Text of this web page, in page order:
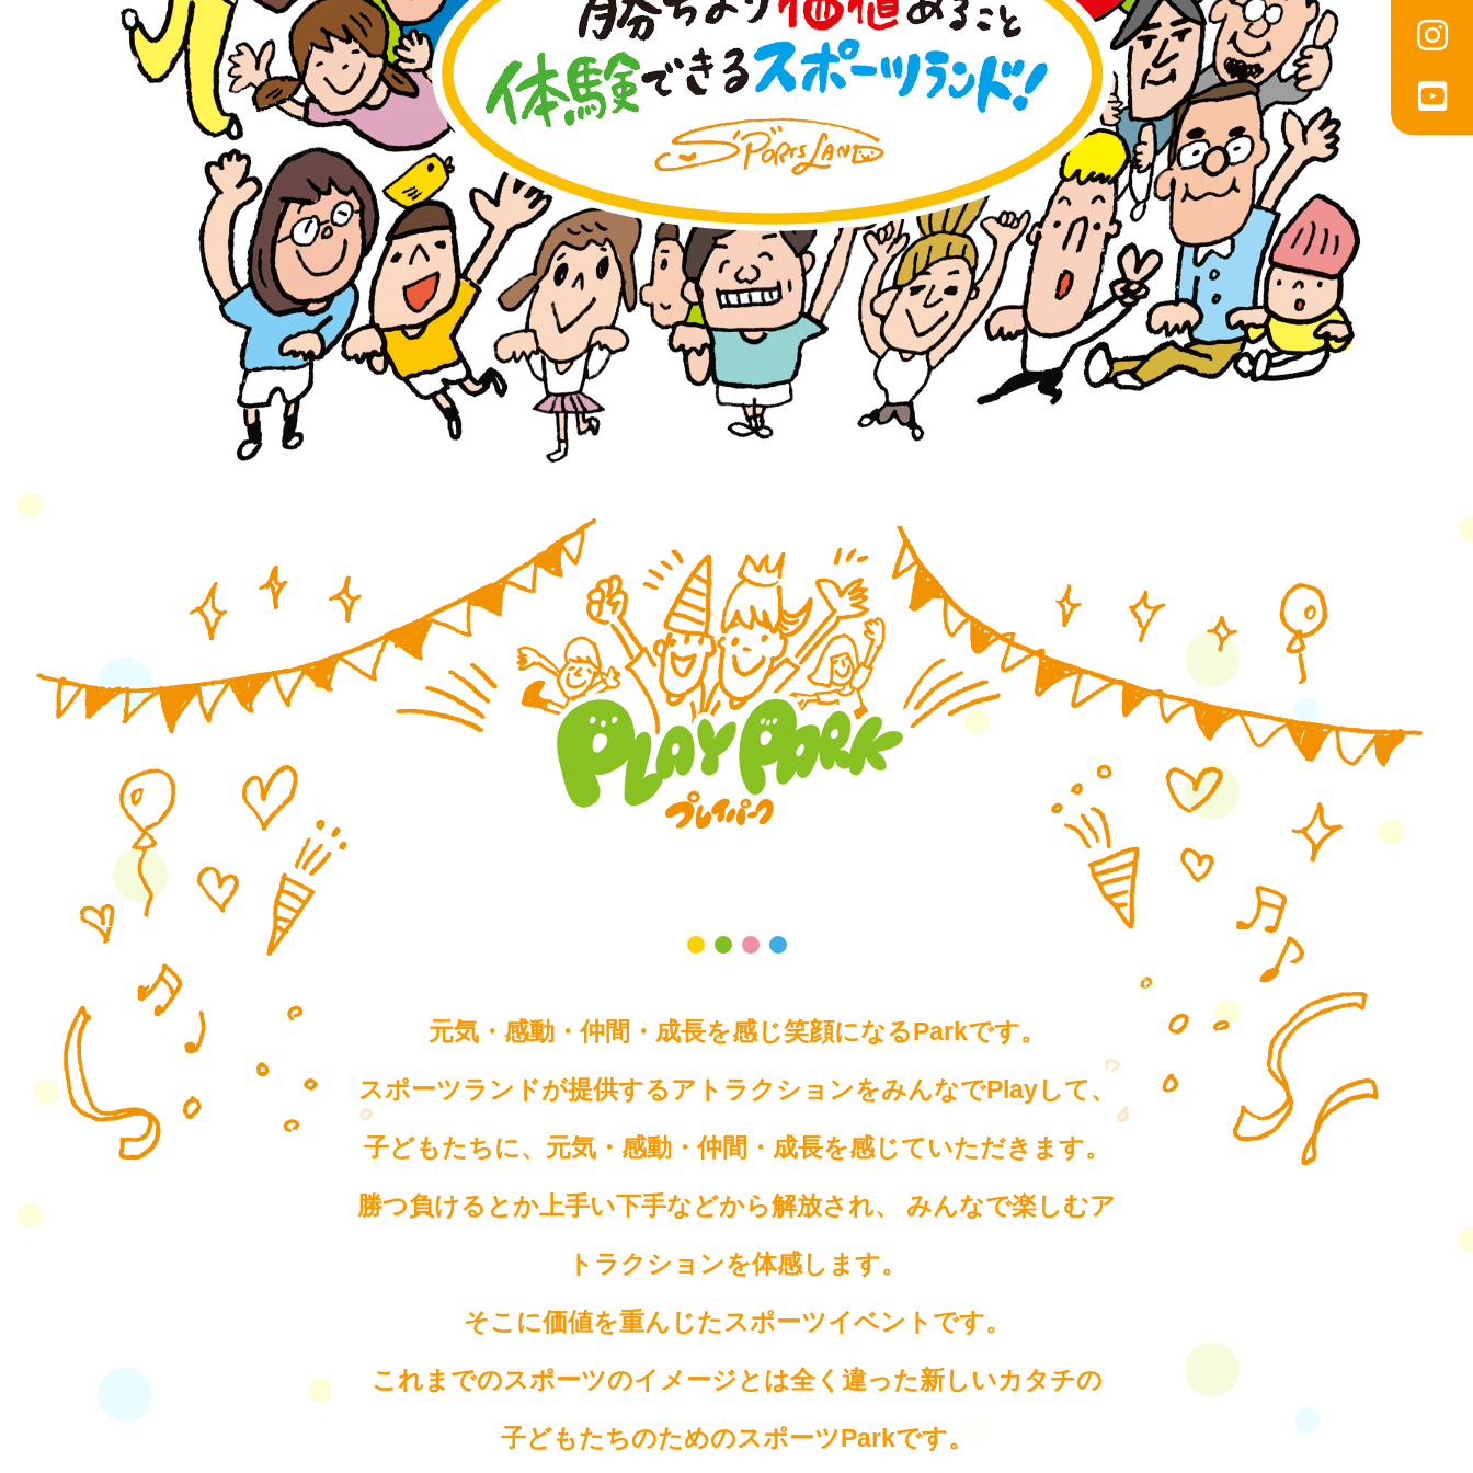
元気・感動・仲間・成長を感じ笑顔になるParkです。
スポーツランドが提供するアトラクションをみんなでPlayして、
子どもたちに、元気・感動・仲間・成長を感じていただきます。
勝つ負けるとか上手い下手などから解放され、 みんなで楽しむア
トラクションを体感します。
そこに価値を重んじたスポーツイベントです。
これまでのスポーツのイメージとは全く違った新しいカタチの
子どもたちのためのスポーツParkです。